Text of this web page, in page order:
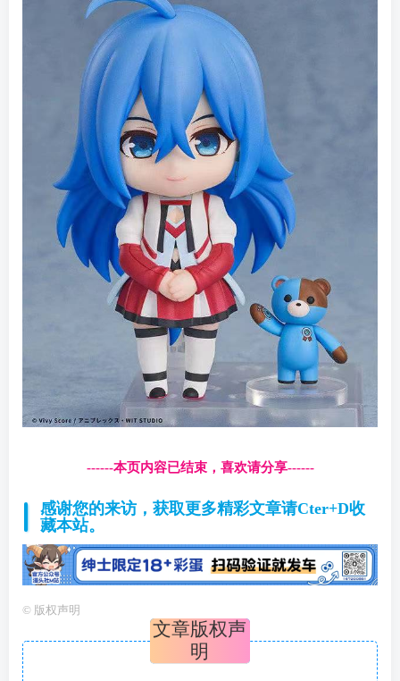
------本页内容已结束，喜欢请分享------
感谢您的来访，获取更多精彩文章请Cter+D收
藏本站。
© 版权声明
文章版权声
明